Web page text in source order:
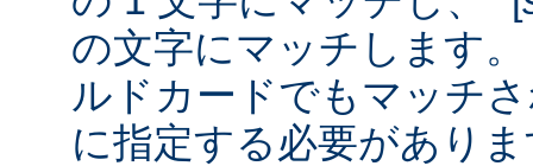
の文字にマッチします
ルドカードでもマッチ
に指定する必要があり